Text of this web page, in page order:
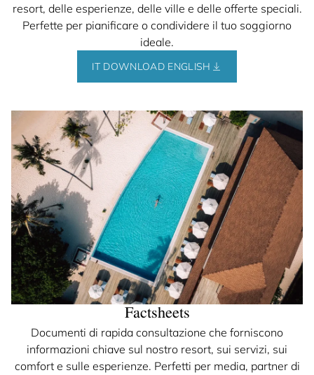
resort, delle esperienze, delle ville e delle offerte speciali.
Perfette per pianificare o condividere il tuo soggiorno
ideale.
IT DOWNLOAD ENGLISH
Factsheets
Documenti di rapida consultazione che forniscono
informazioni chiave sul nostro resort, sui servizi, sui
comfort e sulle esperienze. Perfetti per media, partner di